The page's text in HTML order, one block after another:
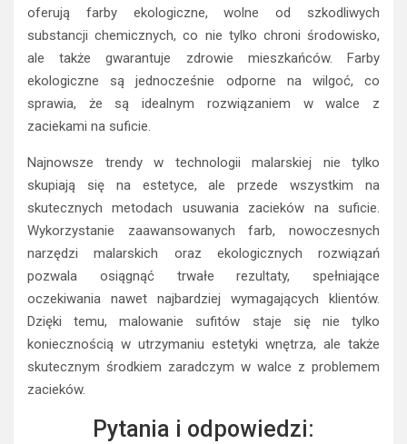
oferują farby ekologiczne, wolne od szkodliwych
substancji chemicznych, co nie tylko chroni środowisko,
ale także gwarantuje zdrowie mieszkańców. Farby
ekologiczne są jednocześnie odporne na wilgoć, co
sprawia, że są idealnym rozwiązaniem w walce z
zaciekami na suficie.
Najnowsze trendy w technologii malarskiej nie tylko
skupiają się na estetyce, ale przede wszystkim na
skutecznych metodach usuwania zacieków na suficie.
Wykorzystanie zaawansowanych farb, nowoczesnych
narzędzi malarskich oraz ekologicznych rozwiązań
pozwala osiągnąć trwałe rezultaty, spełniające
oczekiwania nawet najbardziej wymagających klientów.
Dzięki temu, malowanie sufitów staje się nie tylko
koniecznością w utrzymaniu estetyki wnętrza, ale także
skutecznym środkiem zaradczym w walce z problemem
zacieków.
Pytania i odpowiedzi: